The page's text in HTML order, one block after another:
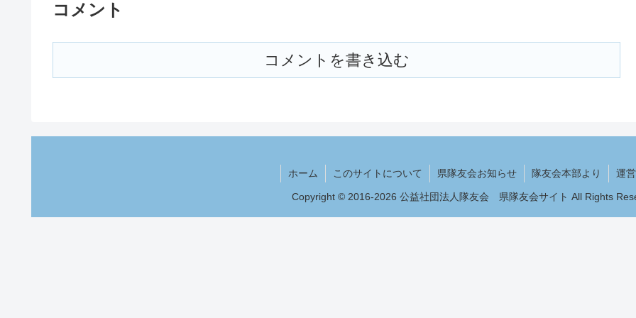
コメント
コメントを書き込む
ホーム このサイトについて 県隊友会お知らせ 隊友会本部より 運
Copyright © 2016-2026 公益社団法人隊友会 県隊友会サイト All Rights